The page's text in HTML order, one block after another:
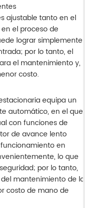
ajustable tanto en el
el proceso de
lograr simplemente
por lo tanto, el
el mantenimiento y,
costo.
equipa un
automático, en el que
con funciones de
de avance lento
en
lo que
por lo tanto,
mantenimiento de la
costo de mano de